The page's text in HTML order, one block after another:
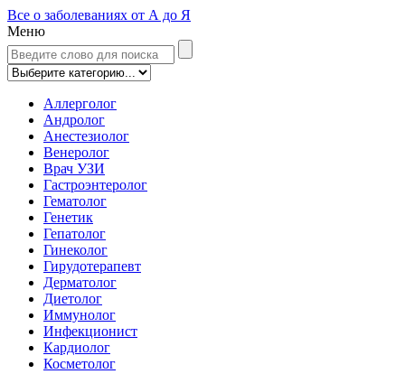
Все о заболеваниях от А до Я
Меню
Аллерголог
Андролог
Анестезиолог
Венеролог
Врач УЗИ
Гастроэнтеролог
Гематолог
Генетик
Гепатолог
Гинеколог
Гирудотерапевт
Дерматолог
Диетолог
Иммунолог
Инфекционист
Кардиолог
Косметолог